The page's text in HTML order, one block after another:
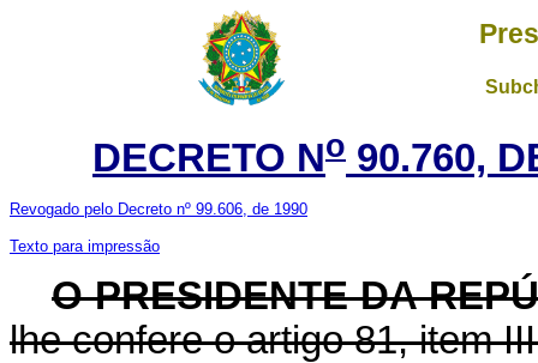
DECRETO No 90.760,
Revogado pelo Decreto nº 99.606, de 1990
Texto para impressão
O PRESIDENTE DA
lhe confere o artigo 81, item